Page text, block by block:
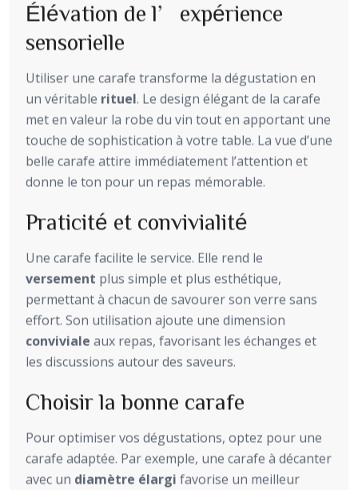
Élévation de l’expérience
sensorielle
Utiliser une carafe transforme la dégustation en
un véritable rituel. Le design élégant de la carafe
met en valeur la robe du vin tout en apportant une
touche de sophistication à votre table. La vue d’une
belle carafe attire immédiatement l’attention et
donne le ton pour un repas mémorable.
Praticité et convivialité
Une carafe facilite le service. Elle rend le
versement plus simple et plus esthétique,
permettant à chacun de savourer son verre sans
effort. Son utilisation ajoute une dimension
conviviale aux repas, favorisant les échanges et
les discussions autour des saveurs.
Choisir la bonne carafe
Pour optimiser vos dégustations, optez pour une
carafe adaptée. Par exemple, une carafe à décanter
avec un diamètre élargi favorise un meilleur